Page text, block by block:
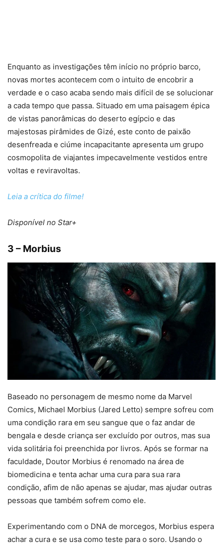
Enquanto as investigações têm início no próprio barco,
novas mortes acontecem com o intuito de encobrir a
verdade e o caso acaba sendo mais difícil de se solucionar
a cada tempo que passa. Situado em uma paisagem épica
de vistas panorâmicas do deserto egípcio e das
majestosas pirâmides de Gizé, este conto de paixão
desenfreada e ciúme incapacitante apresenta um grupo
cosmopolita de viajantes impecavelmente vestidos entre
voltas e reviravoltas.
Leia a crítica do filme!
Disponível no Star+
3 – Morbius
Baseado no personagem de mesmo nome da Marvel
Comics, Michael Morbius (Jared Letto) sempre sofreu com
uma condição rara em seu sangue que o faz andar de
bengala e desde criança ser excluído por outros, mas sua
vida solitária foi preenchida por livros. Após se formar na
faculdade, Doutor Morbius é renomado na área de
biomedicina e tenta achar uma cura para sua rara
condição, afim de não apenas se ajudar, mas ajudar outras
pessoas que também sofrem como ele.
Experimentando com o DNA de morcegos, Morbius espera
achar a cura e se usa como teste para o soro. Usando o